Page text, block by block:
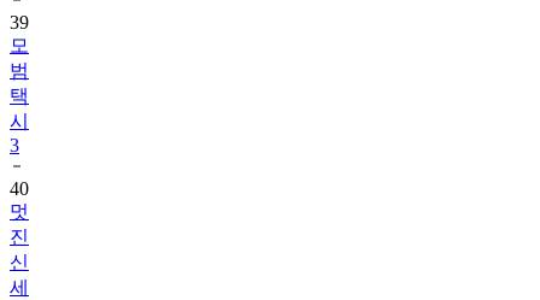
39
모
범
택
시
3
40
멋
진
신
세